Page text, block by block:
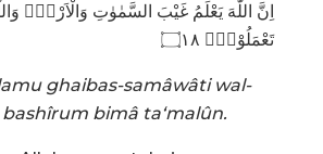
اِنَّ اللّٰهَ يَعْلَمُ غَيْبَ السَّمٰوٰتِ وَالْاَرْضِۗ
تَعْمَلُوْنَࣖ ۝١٨
ghaibas-samâwâti wal-
bimâ ta‘malûn.